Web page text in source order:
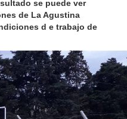
se puede ver
de La Agustina
d e trabajo de